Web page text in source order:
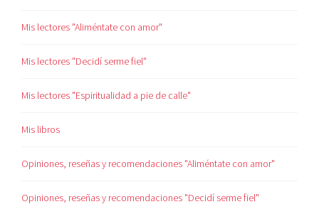
Mis lectores "Aliméntate con amor"
Mis lectores "Decidí serme fiel"
Mis lectores "Espiritualidad a pie de calle"
Mis libros
Opiniones, reseñas y recomendaciones "Aliméntate con amor"
Opiniones, reseñas y recomendaciones "Decidí serme fiel"